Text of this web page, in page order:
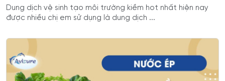
Dung dịch vệ sinh tạo môi trường kiềm hot nhất hiện nay
được nhiều chị em sử dụng là dung dịch ...